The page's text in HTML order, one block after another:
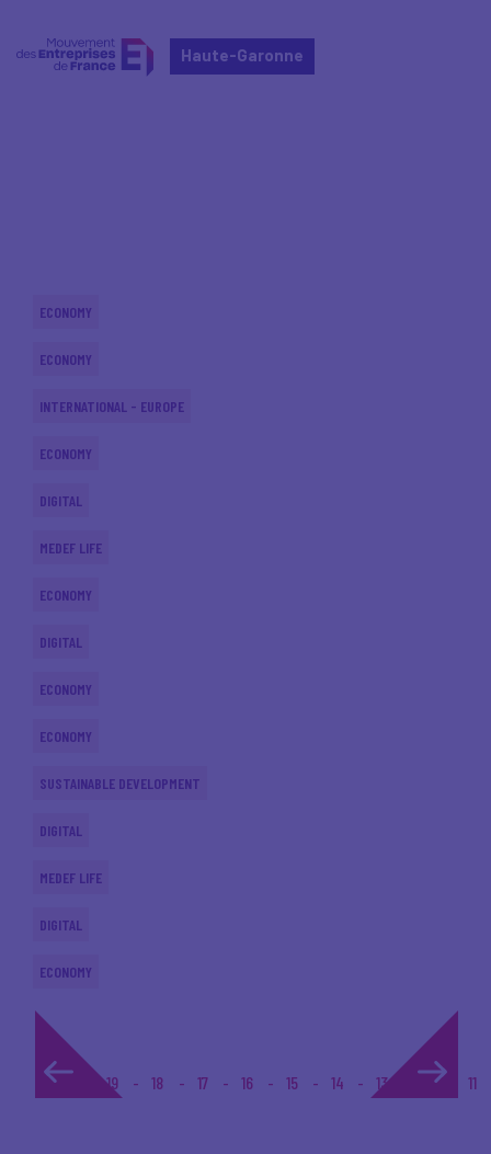
Haute-Garonne
ECONOMY
ECONOMY
INTERNATIONAL - EUROPE
ECONOMY
DIGITAL
MEDEF LIFE
ECONOMY
DIGITAL
ECONOMY
ECONOMY
SUSTAINABLE DEVELOPMENT
DIGITAL
MEDEF LIFE
DIGITAL
ECONOMY
1... 19 18 17 16 15 14 13 11